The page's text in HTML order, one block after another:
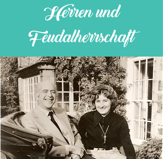
Herren und
Feudalherrschaft